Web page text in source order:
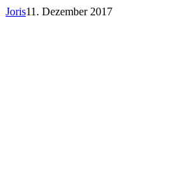
Joris11. Dezember 2017